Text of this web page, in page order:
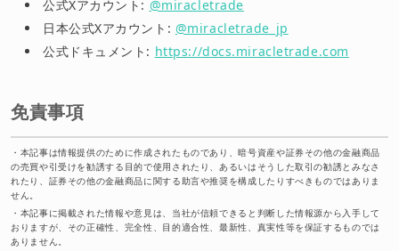
公式Xアカウント: @miracletrade
日本公式Xアカウント: @miracletrade_jp
公式ドキュメント: https://docs.miracletrade.com
免責事項
・ 本記事は情報提供のために作成されたものであり、暗号資産や証券その他の金融商品
の売買や引受けを勧誘する目的で使用されたり、あるいはそうした取引の勧誘とみなさ
れたり、証券その他の金融商品に関する助言や推奨を構成したりすべきものではありま
せん。
・ 本記事に掲載された情報や意見は、当社が信頼できると判断した情報源から入手して
おりますが、その正確性、完全性、目的適合性、最新性、真実性等を保証するものでは
ありません。